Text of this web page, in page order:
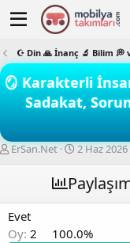
☪️ Din 🙏 İnanç 🔬 Bilim 💭
🪞 Karakterli
Sadakat,
K
o
u
y
u
ErSan.Net
B
a
l
a
g
2 Haz 2026
Evet
Oy: 2 100.0%